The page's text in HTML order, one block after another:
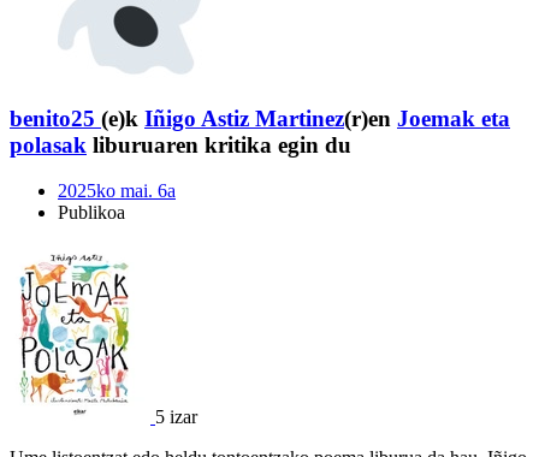
benito25 (e)k Iñigo Astiz Martinez(r)en Joemak eta
polasak liburuaren kritika egin du
2025ko mai. 6a
Publikoa
5 izar